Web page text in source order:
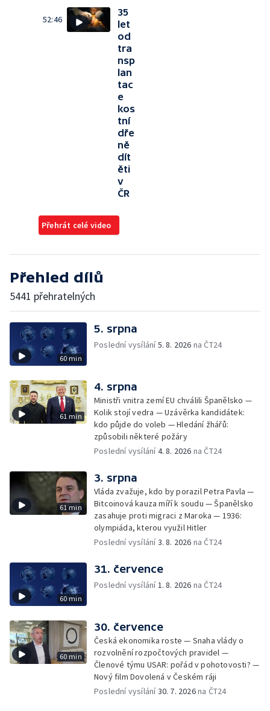
52:46
35
let
od
tra
nsp
lan
tac
e
kos
tní
dře
ně
dít
ěti
v
ČR
Přehrát celé video
Přehled dílů
5441 přehratelných
60 min
5. srpna
Poslední vysílání5. 8. 2026 na ČT24
61 min
4. srpna
Ministři vnitra zemí EU chválili Španělsko —
Kolik stojí vedra — Uzávěrka kandidátek:
kdo půjde do voleb — Hledání žhářů:
způsobili některé požáry
Poslední vysílání4. 8. 2026 na ČT24
61 min
3. srpna
Vláda zvažuje, kdo by porazil Petra Pavla —
Bitcoinová kauza míří k soudu — Španělsko
zasahuje proti migraci z Maroka — 1936:
olympiáda, kterou využil Hitler
Poslední vysílání3. 8. 2026 na ČT24
60 min
31. července
Poslední vysílání1. 8. 2026 na ČT24
60 min
30. července
Česká ekonomika roste — Snaha vlády o
rozvolnění rozpočtových pravidel —
Členové týmu USAR: pořád v pohotovosti? —
Nový film Dovolená v Českém ráji
Poslední vysílání30. 7. 2026na ČT24